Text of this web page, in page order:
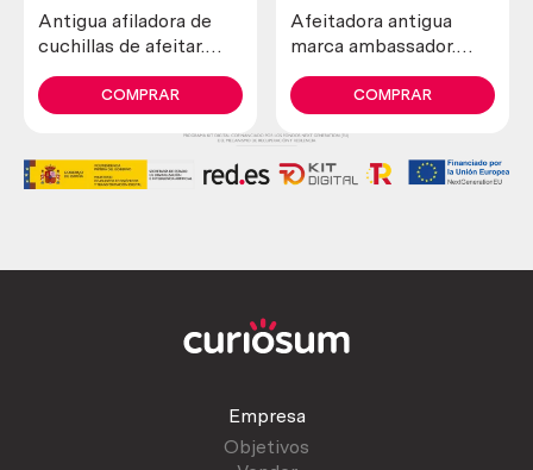
Antigua afiladora de
cuchillas de afeitar.
COMPRAR
Afeitadora antigua
marca ambassador.
colecciónCOMPRAR
Empresa
Objetivos